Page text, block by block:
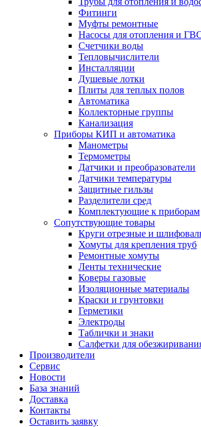
Фитинги
Муфты ремонтные
Насосы для отопления и
Счетчики воды
Тепловычислители
Инсталляции
Душевые лотки
Плиты для теплых полов
Автоматика
Коллекторные группы
Канализация
Приборы КИП и автоматика
Манометры
Термометры
Датчики и преобразователи
Датчики температуры
Защитные гильзы
Разделители сред
Комплектующие к приборам
Сопутствующие товары
Круги отрезные и
Хомуты для крепления труб
Ремонтные хомуты
Ленты технические
Коверы газовые
Изоляционные материалы
Краски и грунтовки
Герметики
Электроды
Таблички и знаки
Салфетки для
Производители
Сервис
Новости
База знаний
Доставка
Контакты
Оставить заявку